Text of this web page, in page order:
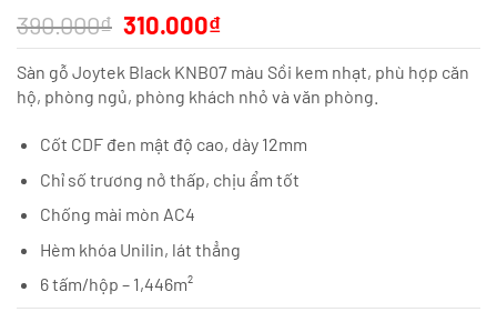
390.000₫ Giá
gốc
là:
390.000₫.
310.000₫Giá
hiện
tại
là:
310.000₫.
Sàn gỗ Joytek Black KNB07 màu Sồi kem nhạt, phù hợp căn
hộ, phòng ngủ, phòng khách nhỏ và văn phòng.
Cốt CDF đen mật độ cao, dày 12mm
Chỉ số trương nở thấp, chịu ẩm tốt
Chống mài mòn AC4
Hèm khóa Unilin, lát thẳng
6 tấm/hộp – 1,446m²